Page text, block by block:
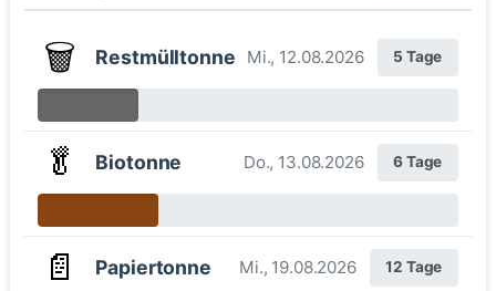
🗑️ Restmülltonne Mi., 12.08.2026 5 Tage
🥬 Biotonne Do., 13.08.2026 6 Tage
📄 Papiertonne Mi., 19.08.2026 12 Tage